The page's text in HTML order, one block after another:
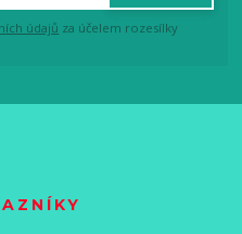
údajů za účelem rozesílky